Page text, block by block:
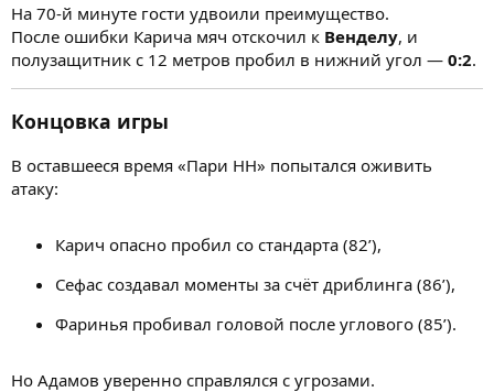
На 70-й минуте гости удвоили преимущество.
После ошибки Карича мяч отскочил к Венделу, и
полузащитник с 12 метров пробил в нижний угол — 0:2.
Концовка игры
В оставшееся время «Пари НН» попытался оживить
атаку:
Карич опасно пробил со стандарта (82’),
Сефас создавал моменты за счёт дриблинга (86’),
Фаринья пробивал головой после углового (85’).
Но Адамов уверенно справлялся с угрозами.